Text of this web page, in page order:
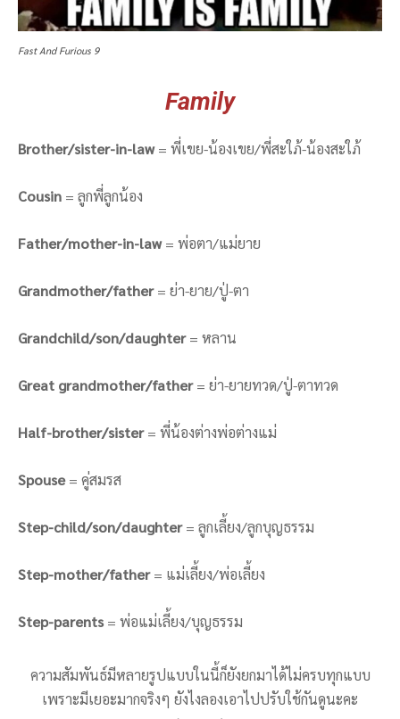
Fast And Furious 9
Family
Brother/sister-in-law= พี่เขย-น้องเขย/พี่สะใภ้-น้องสะใภ้
Cousin = ลูกพี่ลูกน้อง
Father/mother-in-law= พ่อตา/แม่ยาย
Grandmother/father= ย่า-ยาย/ปู่-ตา
Grandchild/son/daughter= หลาน
Great grandmother/father= ย่า-ยายทวด/ปู่-ตาทวด
Half-brother/sister= พี่น้องต่างพ่อต่างแม่
Spouse= คู่สมรส
Step-child/son/daughter= ลูกเลี้ยง/ลูกบุญธรรม
Step-mother/father= แม่เลี้ยง/พ่อเลี้ยง
Step-parents= พ่อแม่เลี้ยง/บุญธรรม
ความสัมพันธ์มีหลายรูปแบบในนี้ก็ยังยกมาได้ไม่ครบทุกแบบ
เพราะมีเยอะมากจริงๆ ยังไงลองเอาไปปรับใช้กันดูนะคะ